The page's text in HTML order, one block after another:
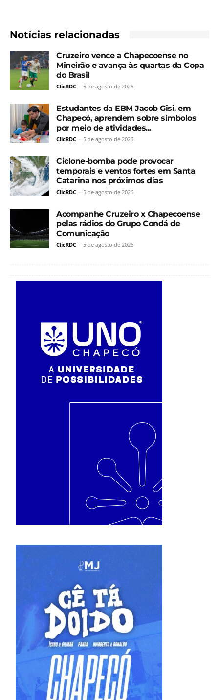
Notícias relacionadas
Cruzeiro vence a Chapecoense no
Mineirão e avança às quartas da Copa
do Brasil
ClicRDC - 5 de agosto de 2026
Estudantes da EBM Jacob Gisi, em
Chapecó, aprendem sobre símbolos
por meio de atividades...
ClicRDC - 5 de agosto de 2026
Ciclone-bomba pode provocar
temporais e ventos fortes em Santa
Catarina nos próximos dias
ClicRDC - 5 de agosto de 2026
Acompanhe Cruzeiro x Chapecoense
pelas rádios do Grupo Condá de
Comunicação
ClicRDC - 5 de agosto de 2026